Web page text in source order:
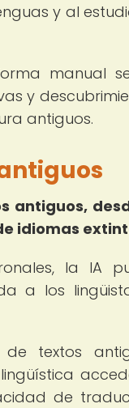
y al
manual
y
antiguos.
antiguos,
idiomas
la IA
a los
textos
de